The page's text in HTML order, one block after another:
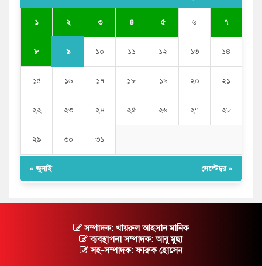
১ ২ ৩ ৪ ৫ ৬ ৭
৮ ৯ ১০ ১১ ১২ ১৩ ১৪
১৫ ১৬ ১৭ ১৮ ১৯ ২০ ২১
২২ ২৩ ২৪ ২৫ ২৬ ২৭ ২৮
২৯ ৩০ ৩১
« জুলাই সেপ্টেম্বর »
সম্পাদক: খায়রুল আহসান মানিক
ব্যবস্থাপনা সম্পাদক: আবু মুছা
সহ-সম্পাদক: ফারুক হোসেন